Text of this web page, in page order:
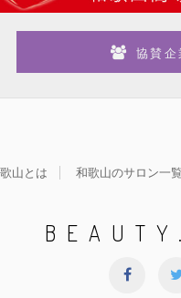
協賛企
山とは 和歌山のサロン一覧